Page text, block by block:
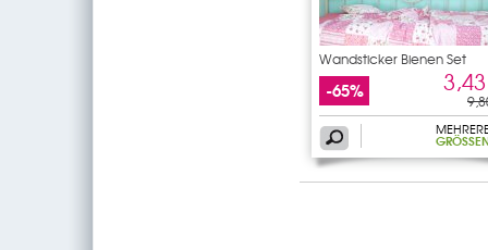
Wandsticker Bienen Set
-65%
GRÖSSEN